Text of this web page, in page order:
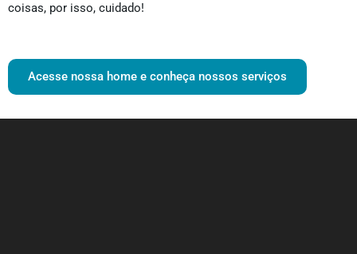
coisas, por isso, cuidado!
Acesse nossa home e conheça nossos serviços